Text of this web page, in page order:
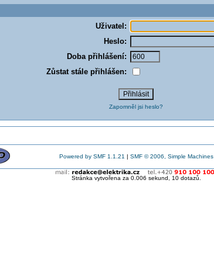
Uživatel:
Heslo:
Doba přihlášení:
Zůstat stále přihlášen:
Zapomněl jsi heslo?
Powered by SMF 1.1.21 | SMF © 2006, Simple Machines
Stránka vytvořena za 0.006 sekund, 10 dotazů.